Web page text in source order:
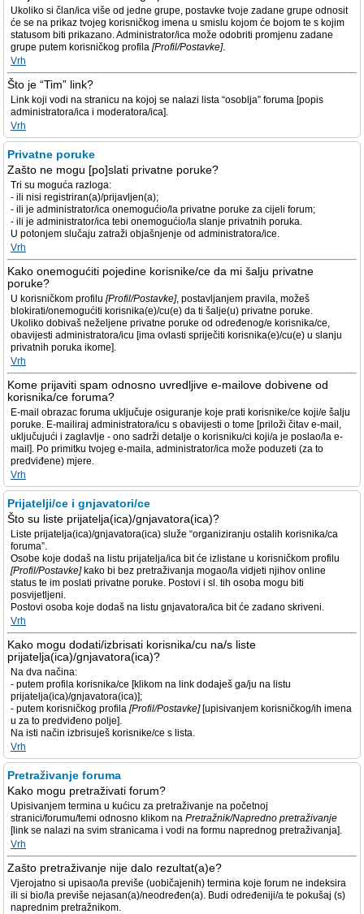
Ukoliko si član/ica više od jedne grupe, postavke tvoje zadane grupe odnosit
će se na prikaz tvojeg korisničkog imena u smislu kojom će bojom te s kojim
statusom biti prikazano. Administrator/ica može odobriti promjenu zadane
grupe putem korisničkog profila [Profil/Postavke].
Vrh
Što je “Tim” link?
Link koji vodi na stranicu na kojoj se nalazi lista “osoblja” foruma [popis
administratora/ica i moderatora/ica].
Vrh
Privatne poruke
Zašto ne mogu [po]slati privatne poruke?
Tri su moguća razloga:
- ili nisi registriran(a)/prijavljen(a);
- ili je administrator/ica onemogućio/la privatne poruke za cijeli forum;
- ili je administrator/ica tebi onemogućio/la slanje privatnih poruka.
U potonjem slučaju zatraži objašnjenje od administratora/ice.
Vrh
Kako onemogućiti pojedine korisnike/ce da mi šalju privatne
poruke?
U korisničkom profilu [Profil/Postavke], postavljanjem pravila, možeš
blokirati/onemogućiti korisnika(e)/cu(e) da ti šalje(u) privatne poruke.
Ukoliko dobivaš neželjene privatne poruke od određenog/e korisnika/ce,
obavijesti administratora/icu [ima ovlasti spriječiti korisnika(e)/cu(e) u slanju
privatnih poruka ikome].
Vrh
Kome prijaviti spam odnosno uvredljive e-mailove dobivene od
korisnika/ce foruma?
E-mail obrazac foruma uključuje osiguranje koje prati korisnike/ce koji/e šalju
poruke. E-mailiraj administratora/icu s obavijesti o tome [priloži čitav e-mail,
uključujući i zaglavlje - ono sadrži detalje o korisniku/ci koji/a je poslao/la e-
mail]. Po primitku tvojeg e-maila, administrator/ica može poduzeti (za to
predviđene) mjere.
Vrh
Prijatelji/ce i gnjavatori/ce
Što su liste prijatelja(ica)/gnjavatora(ica)?
Liste prijatelja(ica)/gnjavatora(ica) služe “organiziranju ostalih korisnika/ca
foruma”.
Osobe koje dodaš na listu prijatelja/ica bit će izlistane u korisničkom profilu
[Profil/Postavke]kako bi bez pretraživanja mogao/la vidjeti njihov online
status te im poslati privatne poruke. Postovi i sl. tih osoba mogu biti
posvijetljeni.
Postovi osoba koje dodaš na listu gnjavatora/ica bit će zadano skriveni.
Vrh
Kako mogu dodati/izbrisati korisnika/cu na/s liste
prijatelja(ica)/gnjavatora(ica)?
Na dva načina:
- putem profila korisnika/ce [klikom na link dodaješ ga/ju na listu
prijatelja(ica)/gnjavatora(ica)];
- putem korisničkog profila [Profil/Postavke][upisivanjem korisničkog/ih imena
u za to predviđeno polje].
Na isti način izbrisuješ korisnike/ce s lista.
Vrh
Pretraživanje foruma
Kako mogu pretraživati forum?
Upisivanjem termina u kućicu za pretraživanje na početnoj
stranici/forumu/temi odnosno klikom na Pretražnik/Napredno pretraživanje
[link se nalazi na svim stranicama i vodi na formu naprednog pretraživanja].
Vrh
Zašto pretraživanje nije dalo rezultat(a)e?
Vjerojatno si upisao/la previše (uobičajenih) termina koje forum ne indeksira
ili si bio/la previše nejasan(a)/neodređen(a). Budi određeniji/a te pokušaj (s)
naprednim pretražnikom.